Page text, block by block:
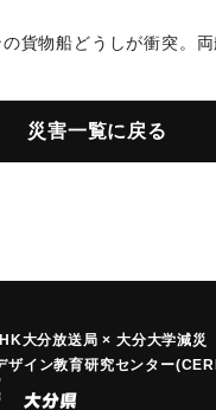
貨物船どうしが衝突。
災害一覧に戻る
大分放送局 × 大分大学減災
ザイン教育研究センター